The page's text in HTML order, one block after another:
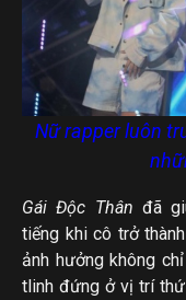
Nữ rapper luôn
Gái Độc Thânđã
tiếng khi cô trở
ảnh hưởng không
tlinh đứng ở vị trí